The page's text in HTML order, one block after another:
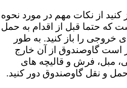
از نکات مهم در مورد نحوه
که حتما قبل از اقدام به حمل
خروجی را باز کنید. به طور
است گاوصندوق از آن خارج
مبل، فرش و قالیچه های
و نقل گاوصندوق دور کنید.